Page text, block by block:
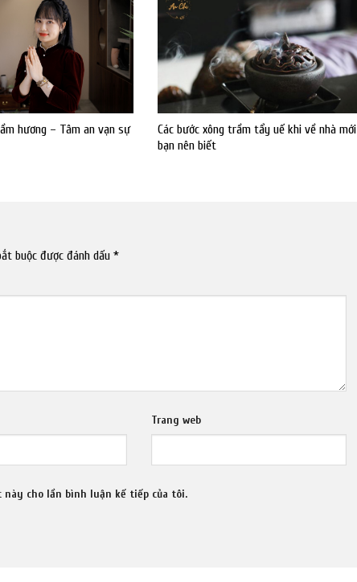
hương – Tâm an vạn sự
Các bước xông trầm tẩy uế khi về nhà mới
bạn nên biết
buộc được đánh dấu *
Trang web
cho lần bình luận kế tiếp của tôi.